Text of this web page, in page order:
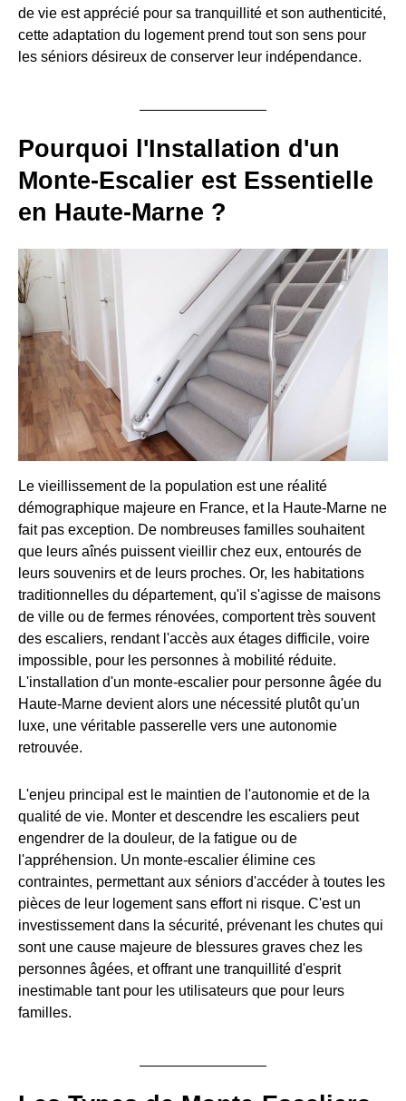
de vie est apprécié pour sa tranquillité et son authenticité,
cette adaptation du logement prend tout son sens pour
les séniors désireux de conserver leur indépendance.
Pourquoi l'Installation d'un
Monte-Escalier est Essentielle
en Haute-Marne ?
Le vieillissement de la population est une réalité
démographique majeure en France, et la Haute-Marne ne
fait pas exception. De nombreuses familles souhaitent
que leurs aînés puissent vieillir chez eux, entourés de
leurs souvenirs et de leurs proches. Or, les habitations
traditionnelles du département, qu'il s'agisse de maisons
de ville ou de fermes rénovées, comportent très souvent
des escaliers, rendant l'accès aux étages difficile, voire
impossible, pour les personnes à mobilité réduite.
L'installation d'un monte-escalier pour personne âgée du
Haute-Marne devient alors une nécessité plutôt qu'un
luxe, une véritable passerelle vers une autonomie
retrouvée.
L'enjeu principal est le maintien de l'autonomie et de la
qualité de vie. Monter et descendre les escaliers peut
engendrer de la douleur, de la fatigue ou de
l'appréhension. Un monte-escalier élimine ces
contraintes, permettant aux séniors d'accéder à toutes les
pièces de leur logement sans effort ni risque. C'est un
investissement dans la sécurité, prévenant les chutes qui
sont une cause majeure de blessures graves chez les
personnes âgées, et offrant une tranquillité d'esprit
inestimable tant pour les utilisateurs que pour leurs
familles.